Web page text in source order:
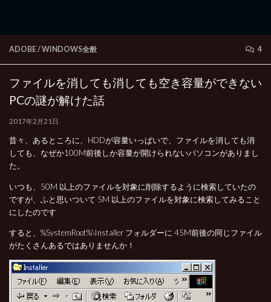
ADOBE/WINDOWS全般 4
ファイルを消しても消しても空き容量ができない
PCの謎が解けた話
2017年2月21日
昔々、あるところに、HDDが容量いっぱいで、ファイルを消しても消
しても、なぜか100M前後しか容量が開けられないパソコンがありまし
た。
いつも、50M 以上のファイルを対象に削除するように検索していたの
ですが、ふと思いついて 5M 以上のファイルを対象に検索してみること
にしたのです
すると、%SystemRoot%\Installer フォルダーに 45M前後の同じファイル
がたくさんあるではありませんか！